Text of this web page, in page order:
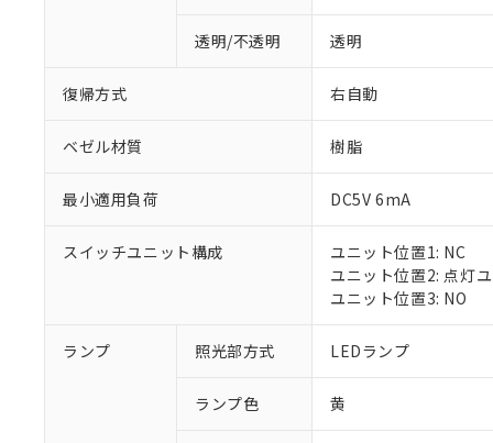
透明/不透明 透明
復帰方式 右自動
ベゼル材質 樹脂
最小適用負荷 DC5V 6mA
スイッチユニット構成
ユニット位置1: NC
ユニット位置2: 点灯
ユニット位置3: NO
ランプ 照光部方式 LEDランプ
ランプ色 黄